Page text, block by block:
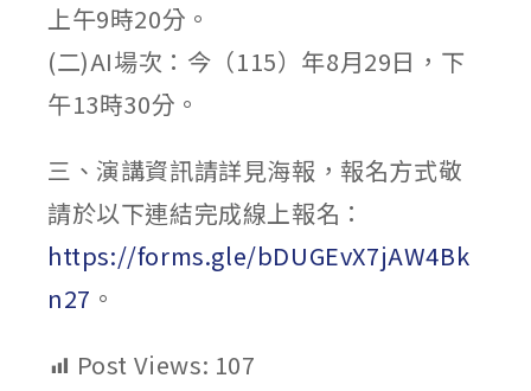
上午9時20分。
(二)AI場次：今（115）年8月29日，下
午13時30分。
三、演講資訊請詳見海報，報名方式敬
請於以下連結完成線上報名：
https://forms.gle/bDUGEvX7jAW4Bk
n27 。
Post Views: 107